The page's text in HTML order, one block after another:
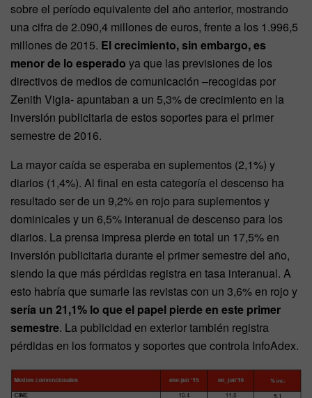
sobre el período equivalente del año anterior, mostrando
una cifra de 2.090,4 millones de euros, frente a los 1.996,5
millones de 2015. El crecimiento, sin embargo, es
menor de lo esperado ya que las previsiones de los
directivos de medios de comunicación –recogidas por
Zenith Vigia- apuntaban a un 5,3% de crecimiento en la
inversión publicitaria de estos soportes para el primer
semestre de 2016.
La mayor caída se esperaba en suplementos (2,1%) y
diarios (1,4%). Al final en esta categoría el descenso ha
resultado ser de un 9,2% en rojo para suplementos y
dominicales y un 6,5% interanual de descenso para los
diarios. La prensa impresa pierde en total un 17,5% en
inversión publicitaria durante el primer semestre del año,
siendo la que más pérdidas registra en tasa interanual. A
esto habría que sumarle las revistas con un 3,6% en rojo y
sería un 21,1% lo que el papel pierde en este primer
semestre. La publicidad en exterior también registra
pérdidas en los formatos y soportes que controla InfoAdex.